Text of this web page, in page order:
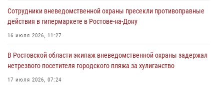
17 июля 2026, 07:24
Сотрудники вневедомственной охраны пресекли противоправные
Конкурс профессионального мастерства взрывотехников прошел в
Сотрудники вневедомственной охраны пресекли противоправные
действия в гипермаркете в Ростове-на-Дону
16 июля 2026, 11:27
В Ростовской области экипаж вневедомственной охраны задержал
нетрезвого посетителя городского пляжа за хулиганство
17 июля 2026, 07:24